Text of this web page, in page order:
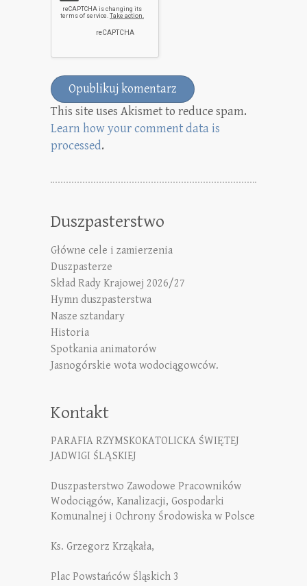
This site uses Akismet to reduce spam.
Learn how your comment data is
processed.
Duszpasterstwo
Główne cele i zamierzenia
Duszpasterze
Skład Rady Krajowej 2026/27
Hymn duszpasterstwa
Nasze sztandary
Historia
Spotkania animatorów
Jasnogórskie wota wodociągowców.
Kontakt
PARAFIA RZYMSKOKATOLICKA ŚWIĘTEJ
JADWIGI ŚLĄSKIEJ
Duszpasterstwo Zawodowe Pracowników
Wodociągów, Kanalizacji, Gospodarki
Komunalnej i Ochrony Środowiska w Polsce
Ks. Grzegorz Krząkała,
Plac Powstańców Śląskich 3